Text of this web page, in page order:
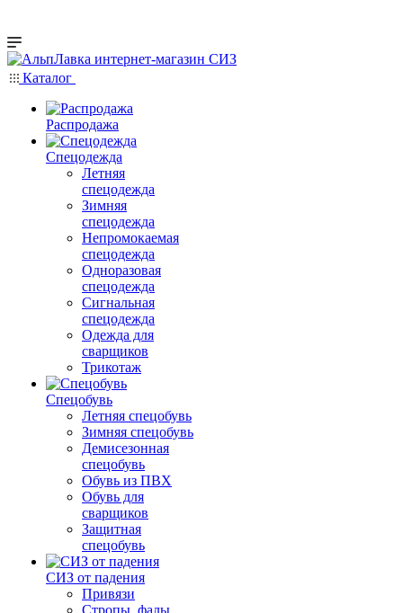
Каталог
Распродажа
Спецодежда
Летняя
спецодежда
Зимняя
спецодежда
Непромокаемая
спецодежда
Одноразовая
спецодежда
Сигнальная
спецодежда
Одежда для
сварщиков
Трикотаж
Спецобувь
Летняя спецобувь
Зимняя спецобувь
Демисезонная
спецобувь
Обувь из ПВХ
Обувь для
сварщиков
Защитная
спецобувь
СИЗ от падения
Привязи
Стропы, фалы,